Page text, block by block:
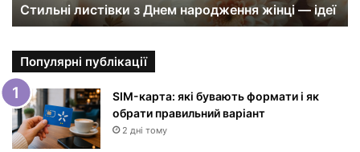
т
к
и
з
Д
н
Стильні листівки з Днем народження жінці — ідеї
Популярні публікації
SIM-карта: які бувають формати і як
обрати правильний варіант
2 дні тому